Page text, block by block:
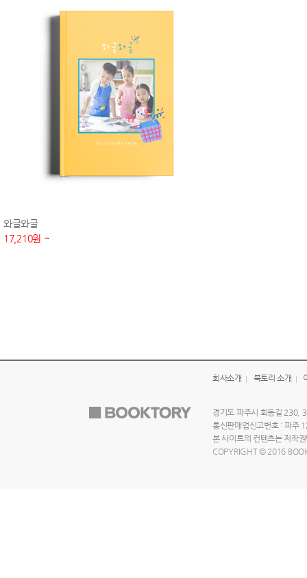
와글와글
17,210원 ~
회사소개 북토리 소개
경기도 파주시 회동길 230,
통신판매업신고번호 : 파주
본 사이트의 컨텐츠는 저작
COPYRIGHT © 2016